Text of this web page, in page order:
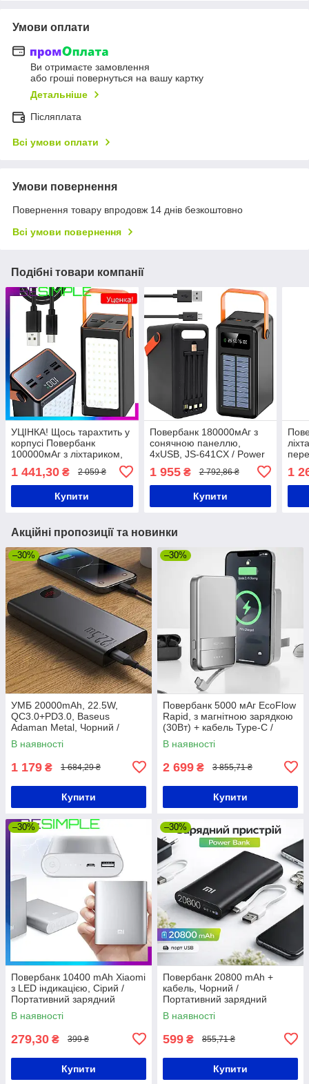
Умови оплати
Ви отримаєте замовлення
або гроші повернуться на вашу картку
Детальніше
Післяплата
Всі умови оплати
Умови повернення
Повернення товару впродовж 14 днів безкоштовно
Всі умови повернення
Подібні товари компанії
УЦІНКА! Щось тарахтить у
корпусі Повербанк
100000мАг з ліхтариком,
bank / УМБ / Павер банк
1 441,30 ₴ 2 059 ₴
Купити
Повербанк 180000мАг з
сонячною панеллю,
4хUSB, JS-641CX / Power
телефону / УМБ
1 955₴ 2 792,86 ₴
Купити
УМБ
1
Акційні пропозиції та новинки
–30%
УМБ 20000mAh, 22.5W,
QC3.0+PD3.0, Baseus
Adaman Metal, Чорний /
Повербанк / Павербанк для
телефону / Зовнішній
В наявності
1 179 ₴ 1 684,29 ₴
Купити
–30%
Повербанк 5000 мАг EcoFlow
Rapid, з магнітною зарядкою
(30Вт) + кабель Type-C /
Павербанк / Power Bank /
Зовнішній акумулятор
В наявності
2 699 ₴ 3 855,71 ₴
Купити
–30%
Повербанк 10400 mAh Xiaomi
з LED індикацією, Сірий /
Портативний зарядний
пристрій / Power Bank
В наявності
279,30 ₴ 399 ₴
Купити
–30%
Повербанк 20800 mAh +
кабель, Чорний /
Портативний зарядний
пристрій / Повербанк для
телефону / Power bank
В наявності
599 ₴ 855,71 ₴
Купити